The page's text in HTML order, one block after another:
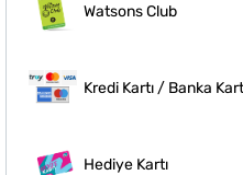
Watsons Club
Kredi Kartı / Banka
Hediye Kartı